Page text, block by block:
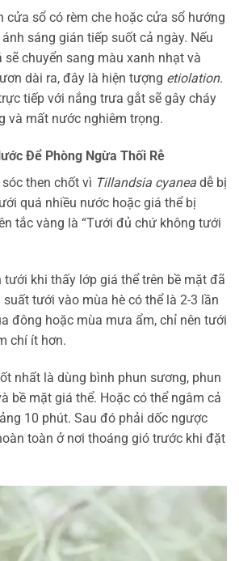
cửa sổ có rèm che hoặc cửa sổ hướng
sáng gián tiếp suốt cả ngày. Nếu
sẽ chuyển sang màu xanh nhạt và
dài ra, đây là hiện tượng etiolation.
tiếp với nắng trưa gắt sẽ gây cháy
và mất nước nghiêm trọng.
Để Phòng Ngừa Thối Rễ
then chốt vì Tillandsia cyanea dễ bị
quá nhiều nước hoặc giá thể bị
tắc vàng là “Tưới đủ chứ không tưới
tưới khi thấy lớp giá thể trên bề mặt đã
tưới vào mùa hè có thể là 2-3 lần
đông hoặc mùa mưa ẩm, chỉ nên tưới
chí ít hơn.
nhất là dùng bình phun sương, phun
bề mặt giá thể. Hoặc có thể ngâm cả
10 phút. Sau đó phải dốc ngược
toàn ở nơi thoáng gió trước khi đặt